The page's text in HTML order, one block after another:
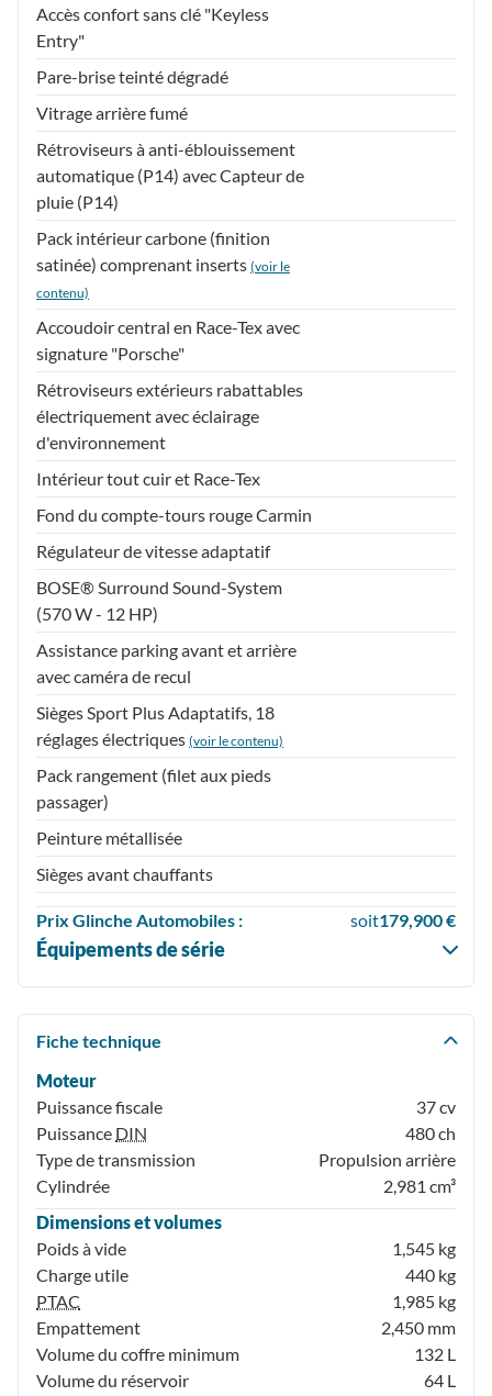
Accès confort sans clé "Keyless
Entry"
Pare-brise teinté dégradé
Vitrage arrière fumé
Rétroviseurs à anti-éblouissement
automatique (P14) avec Capteur de
pluie (P14)
Pack intérieur carbone (finition
satinée) comprenant inserts (voir le
contenu)
Accoudoir central en Race-Tex avec
signature "Porsche"
Rétroviseurs extérieurs rabattables
électriquement avec éclairage
d'environnement
Intérieur tout cuir et Race-Tex
Fond du compte-tours rouge Carmin
Régulateur de vitesse adaptatif
BOSE® Surround Sound-System
(570 W - 12 HP)
Assistance parking avant et arrière
avec caméra de recul
Sièges Sport Plus Adaptatifs, 18
réglages électriques (voir le contenu)
Pack rangement (filet aux pieds
passager)
Peinture métallisée
Sièges avant chauffants
Prix Glinche Automobiles : soit179,900 €
Équipements de série
Fiche technique
Moteur
Puissance fiscale
37 cv
Puissance DIN
480 ch
Type de transmission
Propulsion arrière
Cylindrée
2,981 cm³
Dimensions et volumes
Poids à vide
1,545 kg
Charge utile
440 kg
PTAC
1,985 kg
Empattement
2,450 mm
Volume du coffre minimum
132 L
Volume du réservoir
64 L